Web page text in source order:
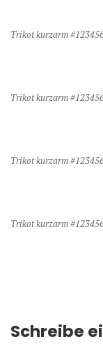
Trikot kurzarm
Trikot kurzarm
Trikot kurzarm
Trikot kurzarm
Schreibe